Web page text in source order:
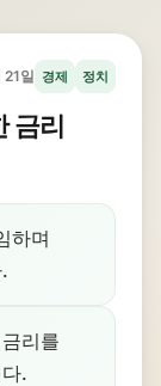
일 경제 정치
금리
하며
리를
.